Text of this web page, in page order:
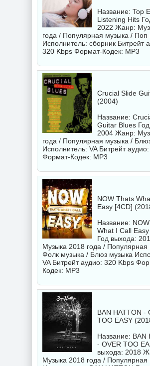
Название: Top
Listening Hits
2022 Жанр:
года / Популярная музыка / Поп
Исполнитель: сборник Битрейт
320 Kbps Формат-Кодек: MP3
Crucial Slide
(2004)
Название:
Guitar Blues
2004 Жанр:
года / Популярная музыка /
Исполнитель: VAБитрейт
Формат-Кодек: MP3
NOW Thats
Easy [4CD]
Название:
What I Call
Год выхода:
Музыка 2018 года / Популярная
Фолк музыка / Блюз музыка
VAБитрейт аудио: 320 Kbps
Кодек: MP3
BAN HATTON -
TOO EASY
Название: BAN
- OVER TOO
выхода: 2018
Музыка 2018 года / Популярная